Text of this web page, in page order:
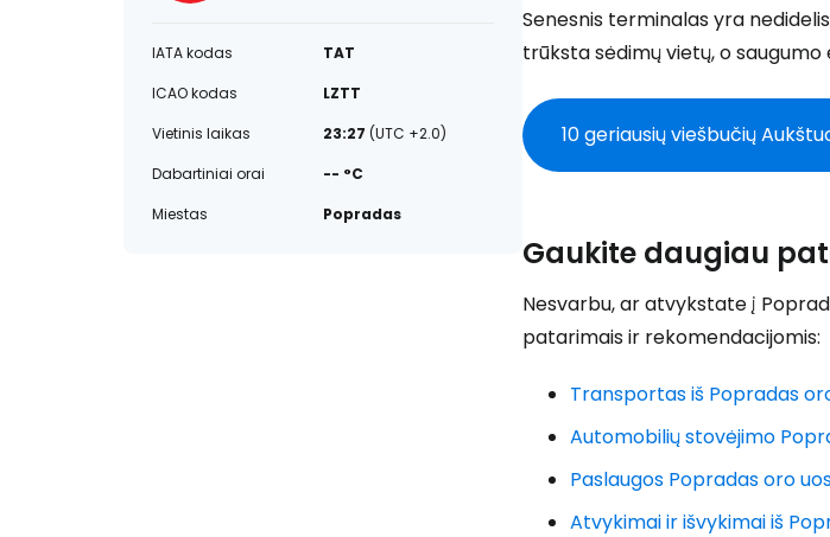
IATA kodas
TAT
ICAO kodas
LZTT
Vietinis laikas
23:27 (UTC +2.0)
Dabartiniai orai
-- °C
Miestas
Popradas
Senesnis terminalas yra
trūksta sėdimų vietų, o saugumo
10 geriausių viešbučių
Gaukite daugiau
Nesvarbu, ar atvykstate į
patarimais ir rekomendacijomis:
Transportas iš Popradas
Automobilių stovėjimo
Paslaugos Popradas oro
Atvykimai ir išvykimai iš
...